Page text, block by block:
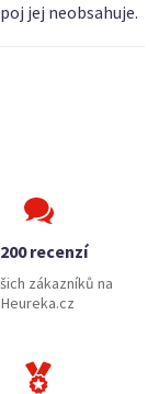
jej neobsahuje.
recenzí
zákazníků na
Heureka.cz